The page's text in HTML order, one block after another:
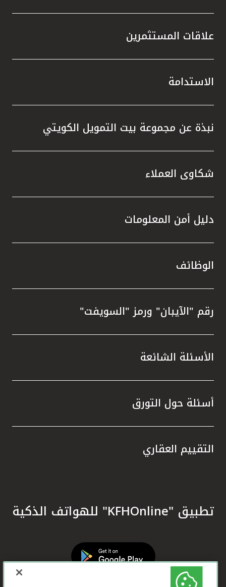
علاقات المستثمرين
الاستدامة
نبذة عن مجموعة بيت التمويل الكويتي
شكاوى العملاء
دليل أمن المعلومات
الوظائف
رقم "الآيبان" ورمز "السويفت"
الأسئلة الشائعة
أسئلة حول التورق
التقييم العقاري
تطبيق "KFHOnline" للهواتف الذكية